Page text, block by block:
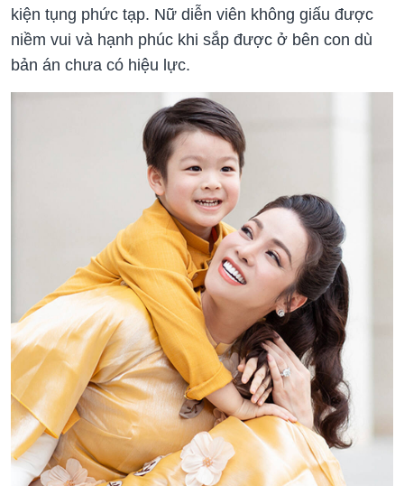
kiện tụng phức tạp. Nữ diễn viên không giấu được
niềm vui và hạnh phúc khi sắp được ở bên con dù
bản án chưa có hiệu lực.